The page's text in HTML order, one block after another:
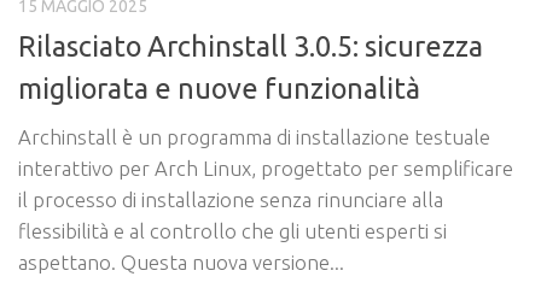
15 MAGGIO 2025
Rilasciato Archinstall 3.0.5: sicurezza
migliorata e nuove funzionalità
Archinstall è un programma di installazione testuale
interattivo per Arch Linux, progettato per semplificare
il processo di installazione senza rinunciare alla
flessibilità e al controllo che gli utenti esperti si
aspettano. Questa nuova versione...